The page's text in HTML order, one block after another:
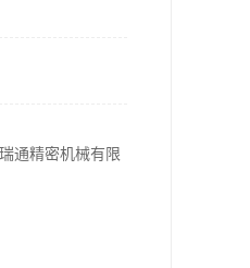
通精密机械有限